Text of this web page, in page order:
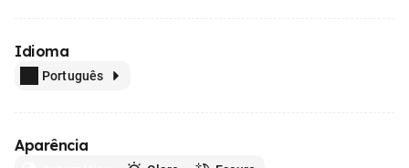
Idioma
Português
Aparência